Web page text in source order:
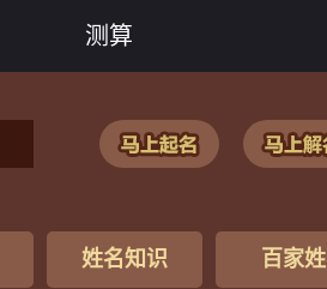
测算
姓名知识 百家姓